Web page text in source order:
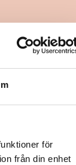
för
från din enhet